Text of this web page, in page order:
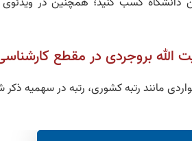
الله بروجردی در مقطع
شده است که در آن مواردی مانند رتبه کشوری، رتبه در سهمیه